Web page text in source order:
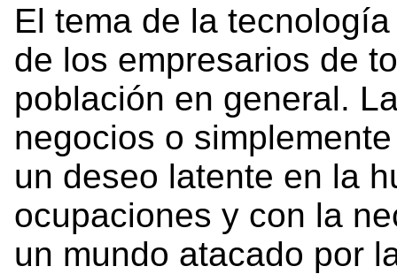
El tema de la
de los empresarios de
población en general.
negocios o
un deseo latente en la
ocupaciones y con la
un mundo atacado por